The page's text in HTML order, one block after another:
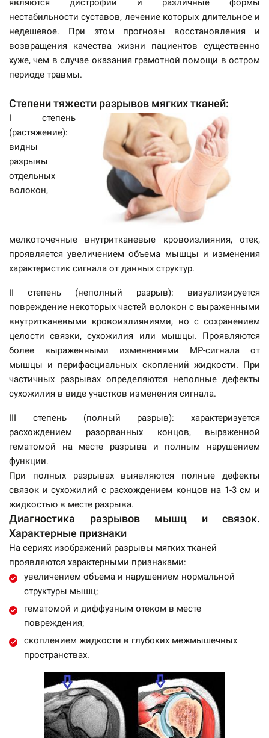
нестабильности суставов, лечение которых длительное и
недешевое. При этом прогнозы восстановления и
возвращения качества жизни пациентов существенно
хуже, чем в случае оказания грамотной помощи в остром
периоде травмы.
Степени тяжести разрывов мягких тканей:
I степень
(растяжение):
видны
разрывы
отдельных
волокон,
мелкоточечные внутритканевые кровоизлияния, отек,
проявляется увеличением объема мышцы и изменения
характеристик сигнала от данных структур.
II степень (неполный разрыв): визуализируется
повреждение некоторых частей волокон с выраженными
внутритканевыми кровоизлияниями, но с сохранением
целости связки, сухожилия или мышцы. Проявляются
более выраженными изменениями МР-сигнала от
мышцы и перифасциальных скоплений жидкости. При
частичных разрывах определяются неполные дефекты
сухожилия в виде участков изменения сигнала.
III степень (полный разрыв): характеризуется
расхождением разорванных концов, выраженной
гематомой на месте разрыва и полным нарушением
функции.
При полных разрывах выявляются полные дефекты
связок и сухожилий с расхождением концов на 1-3 см и
жидкостью в месте разрыва.
Диагностика разрывов мышц и связок.
Характерные признаки
На сериях изображений разрывы мягких тканей
проявляются характерными признаками:
увеличением объема и нарушением нормальной
структуры мышц;
гематомой и диффузным отеком в месте
повреждения;
скоплением жидкости в глубоких межмышечных
пространствах.